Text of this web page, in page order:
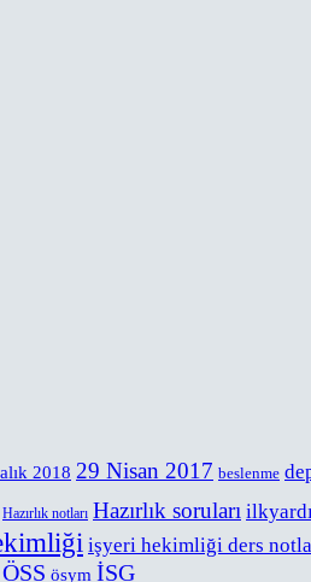
2018 29 Nisan 2017 beslenme
Hazırlık notları Hazırlık soruları
işyeri hekimliği ders
ÖSS ösym İSG